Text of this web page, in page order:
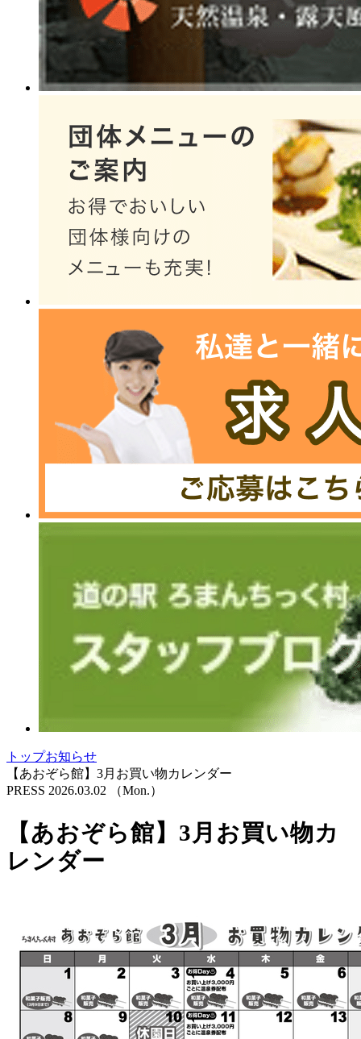
トップお知らせ
【あおぞら館】3月お買い物カレンダー
PRESS 2026.03.02 （Mon.）
【あおぞら館】3月お買い物カ
レンダー